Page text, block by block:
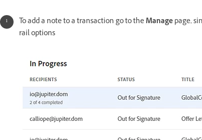
To add a note to a transaction go to theManagepage,
rail options